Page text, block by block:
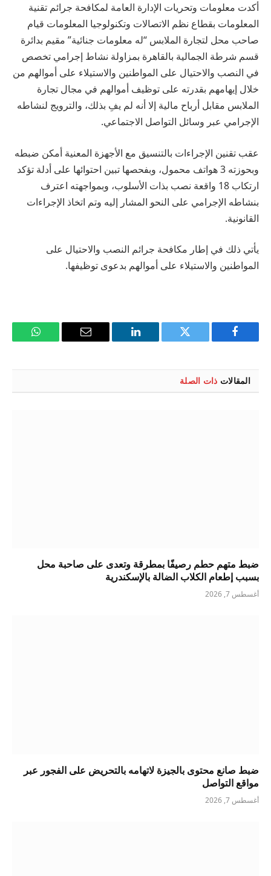
أكدت معلومات وتحريات الإدارة العامة لمكافحة جرائم تقنية
المعلومات بقطاع نظم الاتصالات وتكنولوجيا المعلومات قيام
صاحب محل لتجارة الملابس “له معلومات جنائية” مقيم بدائرة
قسم شرطة الجمالية بالقاهرة بمزاولة نشاط إجرامي تخصص
في النصب والاحتيال على المواطنين والاستيلاء على أموالهم من
خلال إيهامهم بقدرته على توظيف أموالهم في مجال تجارة
الملابس مقابل أرباح مالية إلا أنه لم يفِ بذلك، والترويج لنشاطه
الإجرامي عبر وسائل التواصل الاجتماعي.
عقب تقنين الإجراءات بالتنسيق مع الأجهزة المعنية أمكن ضبطه
وبحوزته 3 هواتف محمول، وبفحصها تبين احتوائها على أدلة تؤكد
ارتكاب 18 واقعة نصب بذات الأسلوب، وبمواجهته اعترف
بنشاطه الإجرامي على النحو المشار إليه وتم اتخاذ الإجراءات
القانونية.
يأتي ذلك في إطار مكافحة جرائم النصب والاحتيال على
المواطنين والاستيلاء على أموالهم بدعوى توظيفها.
فيسبوك تويتر لينكدإن
البريد
واتساب
المقالات ذات الصلة
ضبط متهم حطم رصيفًا بمطرقة وتعدى على صاحبة محل
بسبب إطعام الكلاب الضالة بالإسكندرية
أغسطس 7, 2026
ضبط صانع محتوى بالجيزة لاتهامه بالتحريض على الفجور عبر
مواقع التواصل
أغسطس 7, 2026